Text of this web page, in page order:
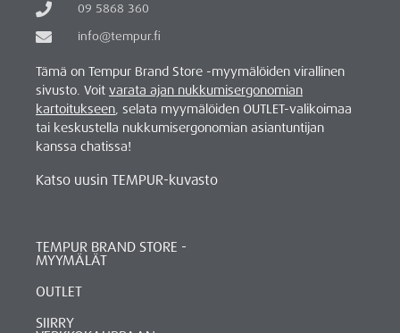
09 5868 360
info@tempur.fi
Tämä on Tempur Brand Store -myymälöiden virallinen
sivusto. Voit varata ajan nukkumisergonomian
kartoitukseen, selata myymälöiden OUTLET-valikoimaa
tai keskustella nukkumisergonomian asiantuntijan
kanssa chatissa!
Katso uusin TEMPUR-kuvasto
TEMPUR BRAND STORE -
MYYMÄLÄT
OUTLET
SIIRRY